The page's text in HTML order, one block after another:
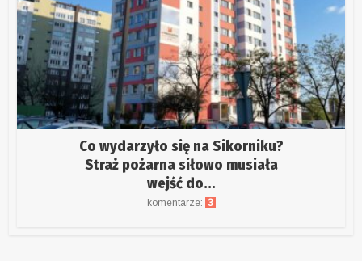
Co wydarzyło się na Sikorniku?
Straż pożarna siłowo musiała
wejść do...
komentarze: 3